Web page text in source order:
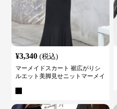
¥3,340 (税込)
マーメイドスカート 裾広がりシ
ルエット美脚見せニットマーメイ